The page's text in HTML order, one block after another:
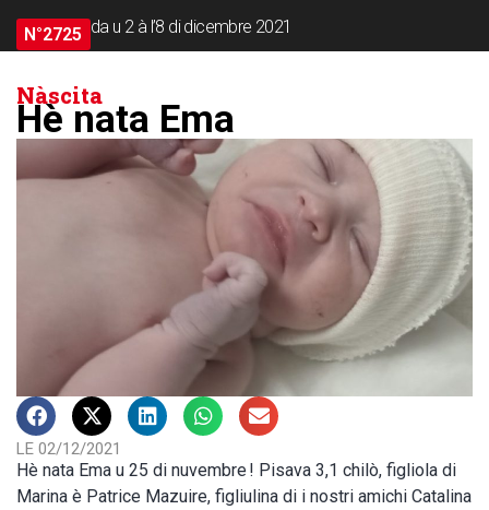
N°2725 da u 2 à l’8 di dicembre 2021
Nàscita
Hè nata Ema
LE 02/12/2021
Hè nata Ema u 25 di nuvembre ! Pisava 3,1 chilò, figliola di
Marina è Patrice Mazuire, figliulina di i nostri amichi Catalina